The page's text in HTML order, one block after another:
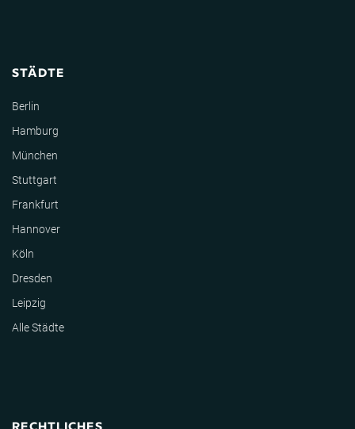
STÄDTE
Berlin
Hamburg
München
Stuttgart
Frankfurt
Hannover
Köln
Dresden
Leipzig
Alle Städte
RECHTLICHES